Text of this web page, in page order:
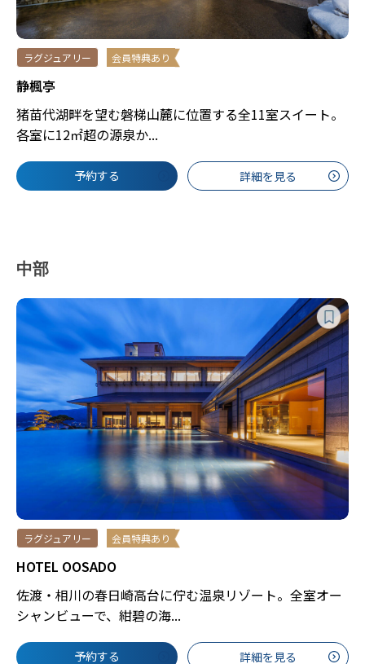
ラグジュアリー 会員特典あり
静楓亭
猪苗代湖畔を望む磐梯山麓に位置する全11室スイート。
各室に12㎡超の源泉か...
予約する 詳細を見る
中部
ラグジュアリー 会員特典あり
HOTEL OOSADO
佐渡・相川の春日崎高台に佇む温泉リゾート。全室オー
シャンビューで、紺碧の海...
予約する 詳細を見る